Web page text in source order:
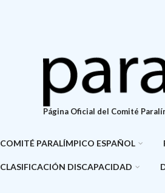
Página Oficial del Comité
COMITÉ PARALÍMPICO ESPAÑOL
CLASIFICACIÓN DISCAPACIDAD